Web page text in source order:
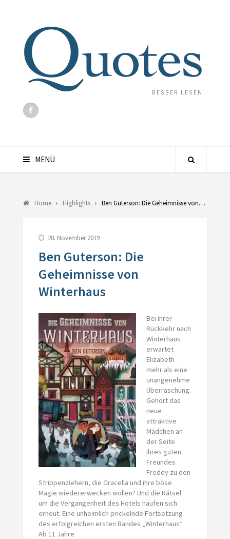
BESSER LESEN
MENÜ
Home Highlights Ben Guterson: Die Geheimnisse von…
28. November 2019
Ben Guterson: Die
Geheimnisse von
Winterhaus
Bei ihrer
Rückkehr nach
Winterhaus
erwartet
Elizabeth
mehr als eine
unangenehme
Überraschung.
Gehört das
neue
attraktive
Mädchen an
der Seite
ihres guten
Freundes
Freddy zu den
Strippenziehern, die Gracella und ihre böse
Magie wiedererwecken wollen? Und die Rätsel
um die Vergangenheit des Hotels häufen sich
erneut. Eine unheimlich prickelnde Fortsetzung
des erfolgreichen ersten Bandes „Winterhaus“.
Ab 11 Jahre